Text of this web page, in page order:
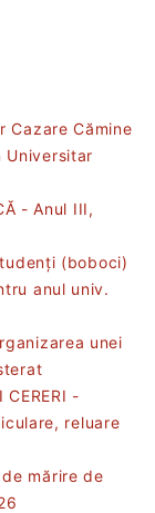
Cazare Cămine
Universitar
- Anul III,
(boboci)
anul univ.
unei
CERERI -
reluare
mărire de